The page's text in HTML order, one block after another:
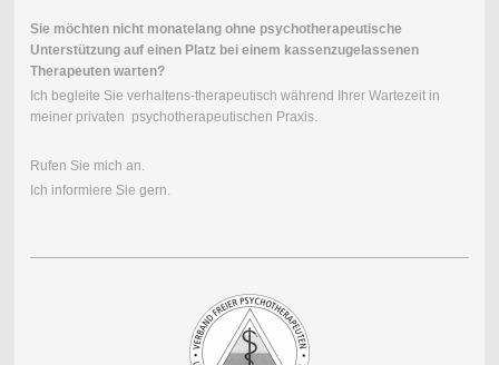
Sie möchten nicht monatelang ohne psychotherapeutische
Unterstützung auf einen Platz bei einem kassenzugelassenen
Therapeuten warten?
Ich begleite Sie verhaltens-therapeutisch während Ihrer Wartezeit in
meiner privaten psychotherapeutischen Praxis.
Rufen Sie mich an.
Ich informiere Sie gern.